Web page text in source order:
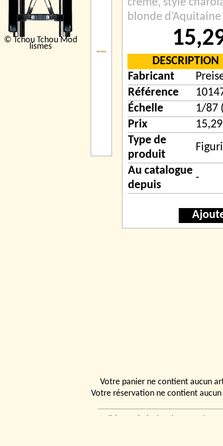
© Tchou Tchou Mod
lismes
crème‚ style
blonde d’Aquitaine
DESCRIPTION
Fabricant
Référence
Échelle
1/87
Prix
Type de
produit
Au catalogue
depuis
-
Votre panier ne contient aucun
Votre réservation ne contient